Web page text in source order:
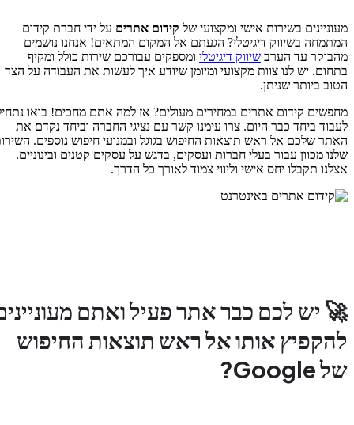
מעוניינים בשירות אישי ומקצועי שלקידום אתריםעל ידי חברת קידום
המתמחה בשיווק דיגיטלי? הגעתם אל המקום המתאים! אנחנו נושמים
מהבוקר עד הערבשיווק דיגיטליומספקים עבורכם שירות כולל ומקיף
בתחום. יש לנו צוות מקצועי ומיומן שיודע איך לעשות את העבודה על הצד
הטוב ביותר שניתן.
מחפשים קידום אתרים במחירים מעולים? אז למה אתם מחכים! בואו נתחיל
לעבוד ביחד כבר היום. צרו עימנו קשר עם נציגי החברה וביחד נקדם את
האתר שלכם אל ראש תוצאות החיפוש בגוגל ובמנועי חיפוש נוספים. השירות
שלנו מכוון עבור בעלי חברות ועסקים, בדגש על עסקים קטנים ובינוניים.
אצלנו תקבלו יחס אישי וליווי צמוד לאורך כל הדרך.
🚀 יש לכם כבר אתר פעיל ואתם מעוניינים
להקפיץ אותו אל ראש תוצאות החיפוש
של Google?